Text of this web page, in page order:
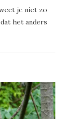
je niet zo
het anders